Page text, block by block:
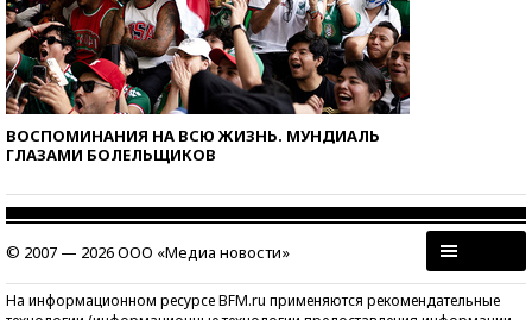
ВОСПОМИНАНИЯ НА ВСЮ ЖИЗНЬ. МУНДИАЛЬ
ГЛАЗАМИ БОЛЕЛЬЩИКОВ
© 2007 — 2026 ООО «Медиа новости»
На информационном ресурсе BFM.ru применяются рекомендательные